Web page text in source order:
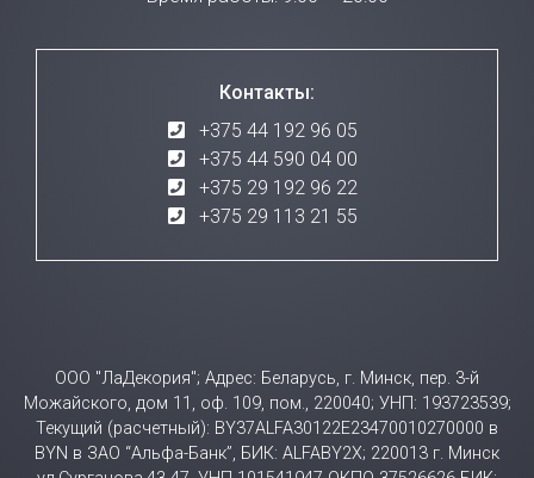
Контакты:
+375 44 192 96 05
+375 44 590 04 00
+375 29 192 96 22
+375 29 113 21 55
ООО "ЛаДекория"; Адрес: Беларусь, г. Минск, пер. 3-й
Можайского, дом 11, оф. 109, пом., 220040; УНП: 193723539;
Текущий (расчетный): BY37ALFA30122E23470010270000 в
BYN в ЗАО “Альфа-Банк”, БИК: ALFABY2X; 220013 г. Минск